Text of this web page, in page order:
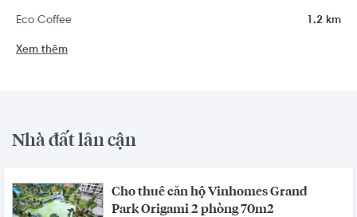
Eco Coffee 1.2 km
Xem thêm
Nhà đất lân cận
Cho thuê căn hộ Vinhomes Grand
Park Origami 2 phòng 70m2